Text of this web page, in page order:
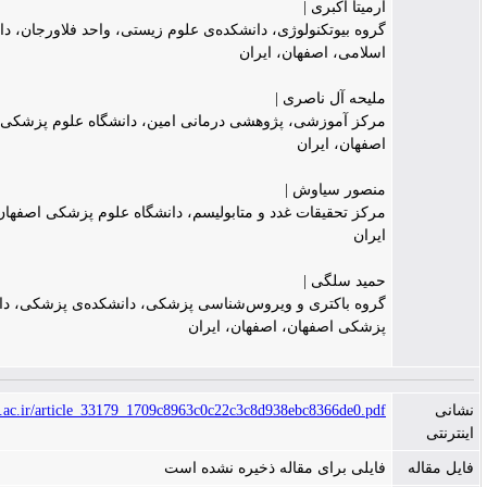
بیوتکنولوژی، دانشکده‌ی علوم زیستی، واحد فلاورجان، دانشگاه آزاد
اصفهان، ایران
آل ناصری |
آموزشی، پژوهشی درمانی امین، دانشگاه علوم پزشکی اصفهان،
تحقیقات غدد و متابولیسم، دانشگاه علوم پزشکی اصفهان، اصفهان،
باکتری و ویروس‌شناسی پزشکی، دانشکده‌ی پزشکی، دانشگاه علوم
اصفهان، اصفهان، ایران
https://jims.mui.ac.ir/
برای مقاله ذخیره نشده است